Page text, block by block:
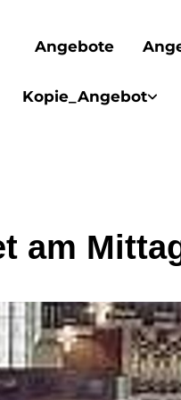
Angebote
Kopie_Angebot
am